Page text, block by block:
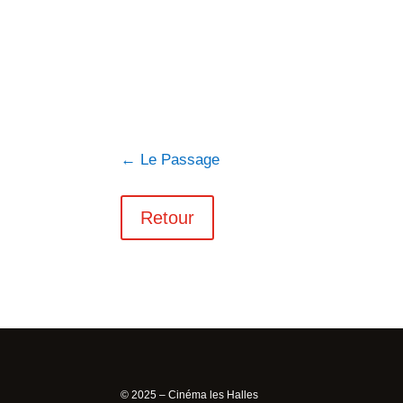
← Le Passage
Retour
© 2025 – Cinéma les Halles